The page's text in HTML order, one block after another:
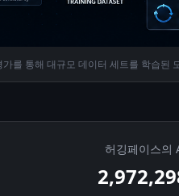
를 통해 대규모 데이터 세트를 학습된
허깅페이스의